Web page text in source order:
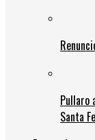
Pullaro
Santa